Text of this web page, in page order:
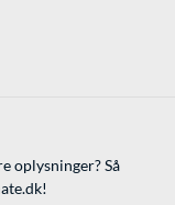
oplysninger? Så
!